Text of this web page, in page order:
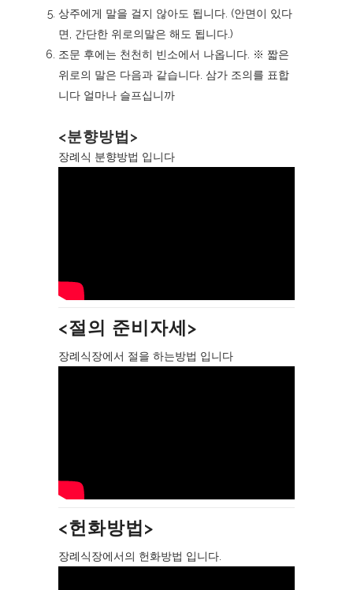
상주에게 말을 걸지 않아도 됩니다. (안면이 있다
면, 간단한 위로의말은 해도 됩니다.)
조문 후에는 천천히 빈소에서 나옵니다. ※ 짧은
위로의 말은 다음과 같습니다. 삼가 조의를 표합
니다 얼마나 슬프십니까
<분향방법>
장례식 분향방법 입니다
<절의 준비자세>
장례식장에서 절을 하는방법 입니다
<헌화방법>
장례식장에서의 헌화방법 입니다.